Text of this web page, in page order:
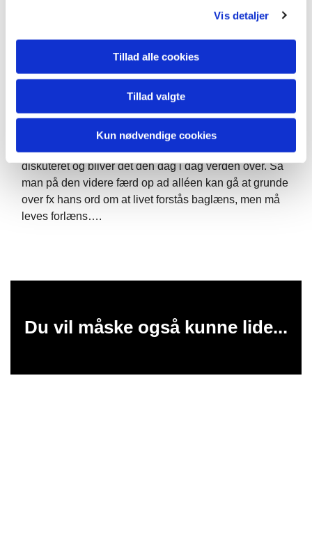
Vis detaljer
Tillad alle cookies
Tillad valgte
Kun nødvendige cookies
Indrømmelse», det vil sige vedgå, at kirken hav­de
fjernet sig langt fra Det nye Testamentes udsagn om,
hvad det vil sige at være kristen. Denne indrømmelse
fik han ikke, og midt under den efterfølgende såkaldte
Men Kierkegaard fik alligevel det sidste ord, for det
blev hans skrifter og tanker, der fortsat blev studeret og
diskuteret og bliver det den dag i dag verden over. Så
man på den videre færd op ad alléen kan gå at grunde
over fx hans ord om at livet forstås baglæns, men må
leves forlæns….
Du vil måske også kunne lide...